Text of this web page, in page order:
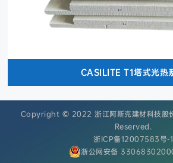
CASILITE T1塔式光热
Copyright © 2022 浙江阿斯克建材科技股
Reserved.
浙ICP备12007583号-1
浙公网安备